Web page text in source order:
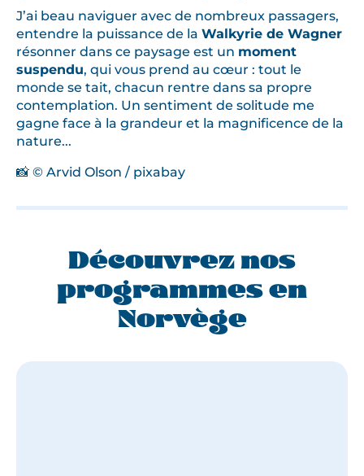
J’ai beau naviguer avec de nombreux passagers,
entendre la puissance de la Walkyrie de Wagner
résonner dans ce paysage est un moment
suspendu, qui vous prend au cœur : tout le
monde se tait, chacun rentre dans sa propre
contemplation. Un sentiment de solitude me
gagne face à la grandeur et la magnificence de la
nature...
📸 © Arvid Olson / pixabay
Découvrez nos
programmes en
Norvège